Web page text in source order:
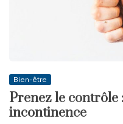
Bien-être
Prenez le
incontinence